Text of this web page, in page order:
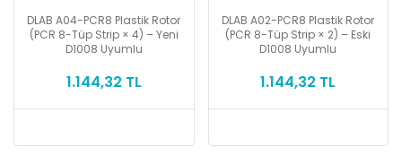
DLAB A04-PCR8 Plastik Rotor
(PCR 8-Tüp Strip × 4) – Yeni
D1008 Uyumlu
1.144,32 TL
DLAB A02-PCR8 Plastik Rotor
(PCR 8-Tüp Strip × 2) – Eski
D1008 Uyumlu
1.144,32 TL